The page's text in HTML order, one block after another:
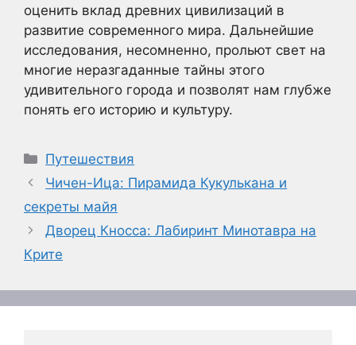
оценить вклад древних цивилизаций в
развитие современного мира. Дальнейшие
исследования, несомненно, прольют свет на
многие неразгаданные тайны этого
удивительного города и позволят нам глубже
понять его историю и культуру.
Рубрики
Путешествия
Чичен-Ица: Пирамида Кукулькана и
секреты майя
Дворец Кносса: Лабиринт Минотавра на
Крите